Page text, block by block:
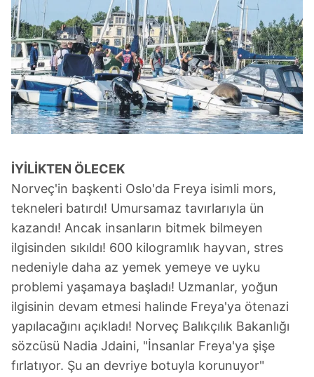
İYİLİKTEN ÖLECEK
Norveç'in başkenti Oslo'da Freya isimli mors,
tekneleri batırdı! Umursamaz tavırlarıyla ün
kazandı! Ancak insanların bitmek bilmeyen
ilgisinden sıkıldı! 600 kilogramlık hayvan, stres
nedeniyle daha az yemek yemeye ve uyku
problemi yaşamaya başladı! Uzmanlar, yoğun
ilgisinin devam etmesi halinde Freya'ya ötenazi
yapılacağını açıkladı! Norveç Balıkçılık Bakanlığı
sözcüsü Nadia Jdaini, "İnsanlar Freya'ya şişe
fırlatıyor. Şu an devriye botuyla korunuyor"